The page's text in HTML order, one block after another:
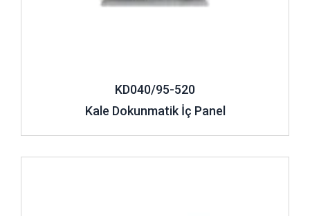
KD040/95-520
Kale Dokunmatik İç Panel